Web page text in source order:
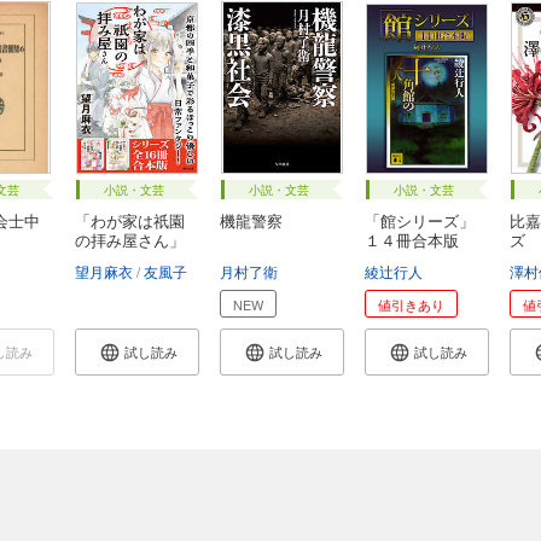
芸
士中
読み
小説・文芸
「わが家は祇園
の拝み屋さん」
望月麻衣 友風子
試し読み
小説・文芸
機龍警察
月村了衛
NEW
試し読み
小説・文芸
「館シリーズ」
１４冊合本版
綾辻行人
値引きあり
試し読み
比
ズ
澤
値